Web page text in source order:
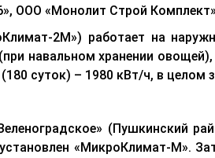
ООО «Монолит Строй
2М») работает на
навальном хранении
суток) – 1980 кВт/ч, в целом
(Пушкинский
«МикроКлимат-М».